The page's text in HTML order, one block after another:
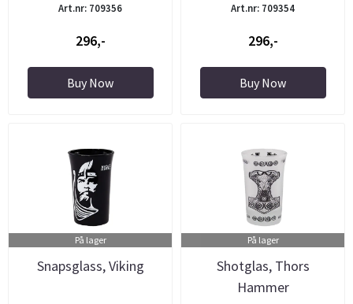
Art.nr: 709356
296,-
Buy Now
Art.nr: 709354
296,-
Buy Now
På lager
Snapsglass, Viking
På lager
Shotglas, Thors
Hammer